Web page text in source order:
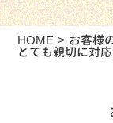
HOME お客様
とても親切に対